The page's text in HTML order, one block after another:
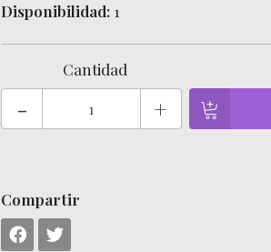
Disponibilidad: 1
Cantidad
- +
Compartir